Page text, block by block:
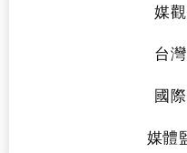
媒
台
國
媒體